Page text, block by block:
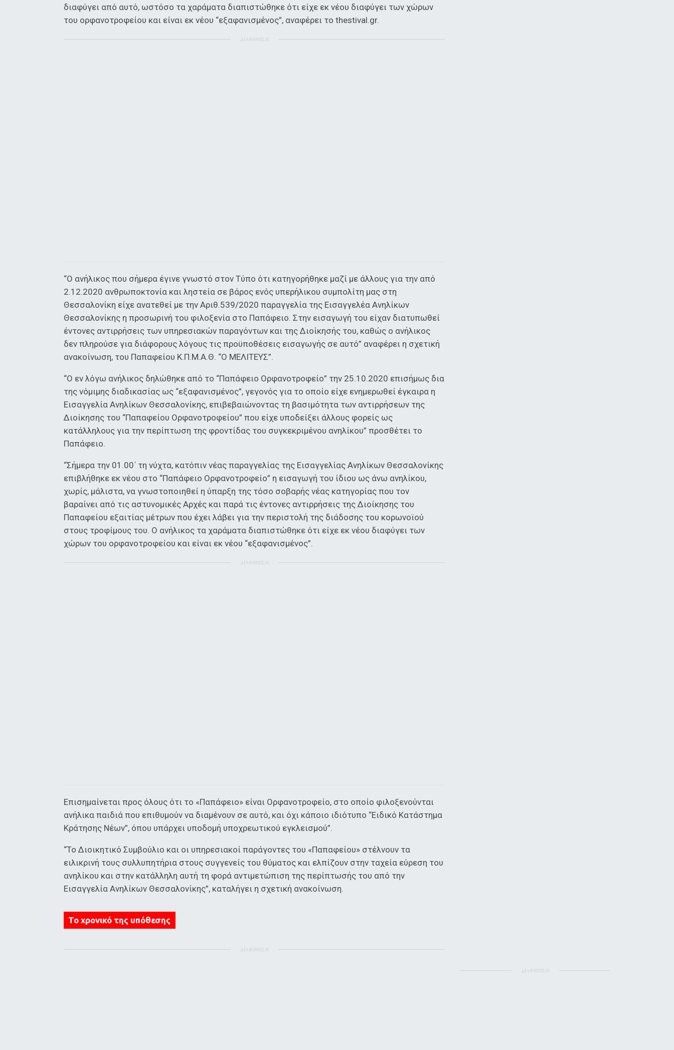
διαφύγει από αυτό, ωστόσο τα χαράματα διαπιστώθηκε ότι είχε εκ νέου διαφύγει των χώρων
του ορφανοτροφείου και είναι εκ νέου “εξαφανισμένος”, αναφέρει το thestival.gr.
ΔΙΑΦΗΜΙΣΗ
“Ο ανήλικος που σήμερα έγινε γνωστό στον Τύπο ότι κατηγορήθηκε μαζί με άλλους για την από
2.12.2020 ανθρωποκτονία και ληστεία σε βάρος ενός υπερήλικου συμπολίτη μας στη
Θεσσαλονίκη είχε ανατεθεί με την Αριθ.539/2020 παραγγελία της Εισαγγελέα Ανηλίκων
Θεσσαλονίκης η προσωρινή του φιλοξενία στο Παπάφειο. Στην εισαγωγή του είχαν διατυπωθεί
έντονες αντιρρήσεις των υπηρεσιακών παραγόντων και της Διοίκησής του, καθώς ο ανήλικος
δεν πληρούσε για διάφορους λόγους τις προϋποθέσεις εισαγωγής σε αυτό” αναφέρει η σχετική
ανακοίνωση, του Παπαφείου Κ.Π.Μ.Α.Θ. “Ο ΜΕΛΙΤΕΥΣ”.
“Ο εν λόγω ανήλικος δηλώθηκε από το “Παπάφειο Ορφανοτροφείο” την 25.10.2020 επισήμως δια
της νόμιμης διαδικασίας ως “εξαφανισμένος”, γεγονός για το οποίο είχε ενημερωθεί έγκαιρα η
Εισαγγελία Ανηλίκων Θεσσαλονίκης, επιβεβαιώνοντας τη βασιμότητα των αντιρρήσεων της
Διοίκησης του “Παπαφείου Ορφανοτροφείου” που είχε υποδείξει άλλους φορείς ως
κατάλληλους για την περίπτωση της φροντίδας του συγκεκριμένου ανηλίκου” προσθέτει το
Παπάφειο.
“Σήμερα την 01.00΄ τη νύχτα, κατόπιν νέας παραγγελίας της Εισαγγελίας Ανηλίκων Θεσσαλονίκης
επιβλήθηκε εκ νέου στο “Παπάφειο Ορφανοτροφείο” η εισαγωγή του ίδιου ως άνω ανηλίκου,
χωρίς, μάλιστα, να γνωστοποιηθεί η ύπαρξη της τόσο σοβαρής νέας κατηγορίας που τον
βαραίνει από τις αστυνομικές Αρχές και παρά τις έντονες αντιρρήσεις της Διοίκησης του
Παπαφείου εξαιτίας μέτρων που έχει λάβει για την περιστολή της διάδοσης του κορωνοϊού
στους τροφίμους του. Ο ανήλικος τα χαράματα διαπιστώθηκε ότι είχε εκ νέου διαφύγει των
χώρων του ορφανοτροφείου και είναι εκ νέου “εξαφανισμένος”.
ΔΙΑΦΗΜΙΣΗ
Επισημαίνεται προς όλους ότι το «Παπάφειο» είναι Ορφανοτροφείο, στο οποίο φιλοξενούνται
ανήλικα παιδιά που επιθυμούν να διαμένουν σε αυτό, και όχι κάποιο ιδιότυπο “Ειδικό Κατάστημα
Κράτησης Νέων”, όπου υπάρχει υποδομή υποχρεωτικού εγκλεισμού”.
“Το Διοικητικό Συμβούλιο και οι υπηρεσιακοί παράγοντες του «Παπαφείου» στέλνουν τα
ειλικρινή τους συλλυπητήρια στους συγγενείς του θύματος και ελπίζουν στην ταχεία εύρεση του
ανηλίκου και στην κατάλληλη αυτή τη φορά αντιμετώπιση της περίπτωσής του από την
Εισαγγελία Ανηλίκων Θεσσαλονίκης”, καταλήγει η σχετική ανακοίνωση.
To χρονικό της υπόθεσης
ΔΙΑΦΗΜΙΣΗ
ΔΙΑΦΗΜΙΣΗ